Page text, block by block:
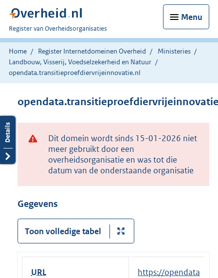
Menu
U
bent
nu
hier:
Register van Overheidsorganisaties
Home Register Internetdomeinen Overheid
Ministeries
Landbouw, Visserij, Voedselzekerheid en Natuur
opendata.transitieproefdiervrijeinnovatie.nl
Dit domein wordt sinds 15-01-2026 niet
meer gebruikt door een
overheidsorganisatie en was tot die
datum van de onderstaande organisatie
Gegevens
Toon volledige tabel
URL
E
https://opendata